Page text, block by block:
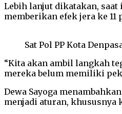
Lebih lanjut dikatakan,
memberikan efek jera ke
Sat Pol PP Kota
“Kita akan ambil langkah
mereka belum memiliki
Dewa Sayoga
menjadi aturan, khususnya